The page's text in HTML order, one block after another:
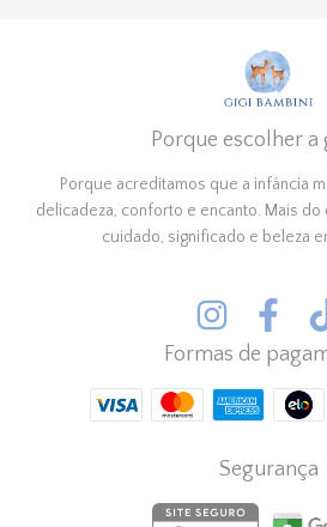
Porque escolher a
Porque acreditamos que a infância
delicadeza, conforto e encanto. Mais
cuidado, significado e beleza
Formas de
Segurança